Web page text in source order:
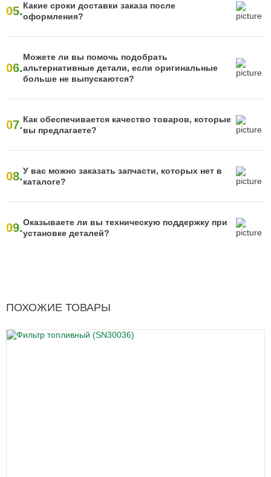
05.Какие сроки доставки заказа после
оформления?
06.
Можете ли вы помочь подобрать
альтернативные детали, если оригинальные
больше не выпускаются?
07.Как обеспечивается качество товаров, которые
вы предлагаете?
08.У вас можно заказать запчасти, которых нет в
каталоге?
09.Оказываете ли вы техническую поддержку при
установке деталей?
ПОХОЖИЕ ТОВАРЫ